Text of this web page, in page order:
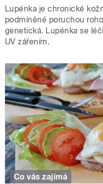
Lupénka je chronické
podmíněné poruchou
genetická. Lupénka se
UV zářením.
Co vás zajímá